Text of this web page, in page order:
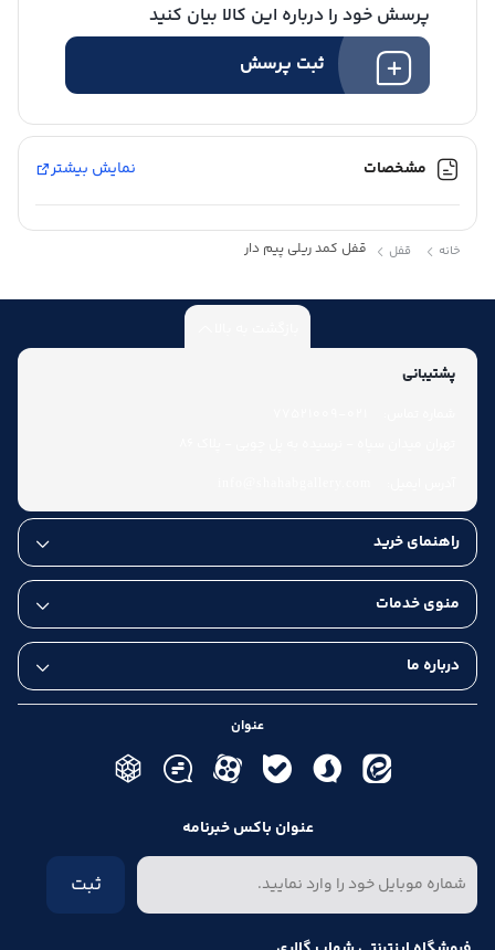
پرسش خود را درباره این کالا بیان کنید
ثبت پرسش
مشخصات نمایش بیشتر
خانه قفل قفل کمد ریلی پیم دار
پشتیبانی
راهنمای خرید
منوی خدمات
درباره ما
عنوان
عنوان باکس خبرنامه
ثبت